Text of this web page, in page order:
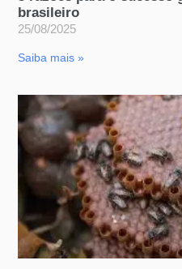
brasileiro
25/08/2025
Saiba mais »